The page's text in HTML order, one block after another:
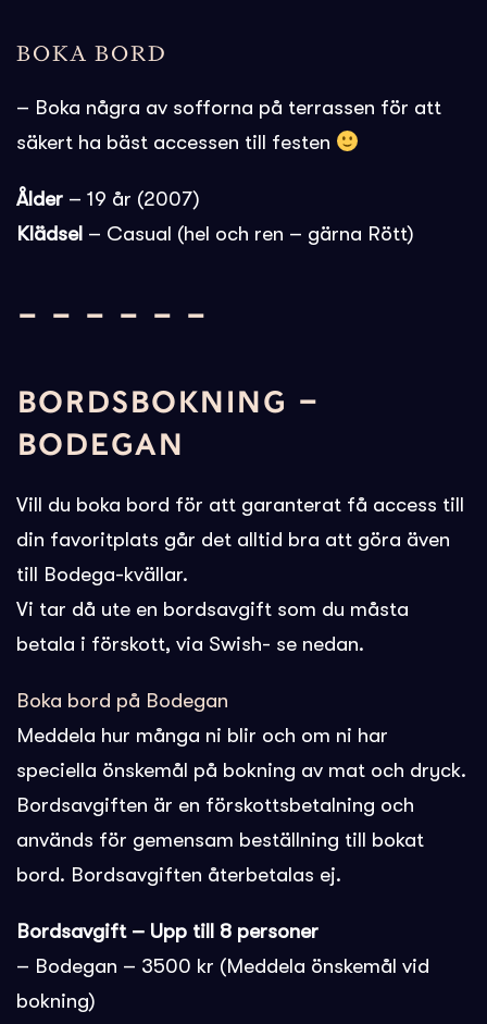
BOKA BORD
– Boka några av sofforna på terrassen för att
säkert ha bäst accessen till festen
Ålder – 19 år (2007)
Klädsel – Casual (hel och ren – gärna Rött)
– – – – – –
BORDSBOKNING –
BODEGAN
Vill du boka bord för att garanterat få access till
din favoritplats går det alltid bra att göra även
till Bodega-kvällar.
Vi tar då ute en bordsavgift som du måsta
betala i förskott, via Swish- se nedan.
Boka bord på Bodegan
Meddela hur många ni blir och om ni har
speciella önskemål på bokning av mat och dryck.
Bordsavgiften är en förskottsbetalning och
används för gemensam beställning till bokat
bord. Bordsavgiften återbetalas ej.
Bordsavgift – Upp till 8 personer
– Bodegan – 3500 kr (Meddela önskemål vid
bokning)